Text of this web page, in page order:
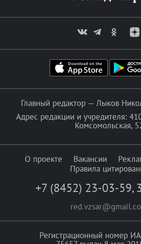
Главный редактор — Лыков
Адрес редакции и учредителя:
Комсомольская,
О проекте Вакансии
Правила
+7 (8452) 23-03-59,
Регистрационный номер